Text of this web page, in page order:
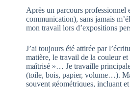
Après un parcours professionnel
communication), sans jamais
mon travail lors d’expositions
J’ai toujours été attirée par
matière, le travail de la couleur et
maîtrisé »… Je travaille
(toile, bois, papier, volume…).
souvent géométriques, incluant